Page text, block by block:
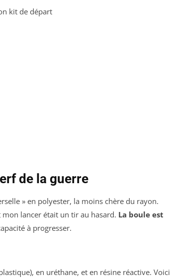
kit de départ
de la guerre
» en polyester, la moins chère du rayon.
mon lancer était un tir au hasard. La boule est
à progresser.
en uréthane, et en résine réactive. Voici